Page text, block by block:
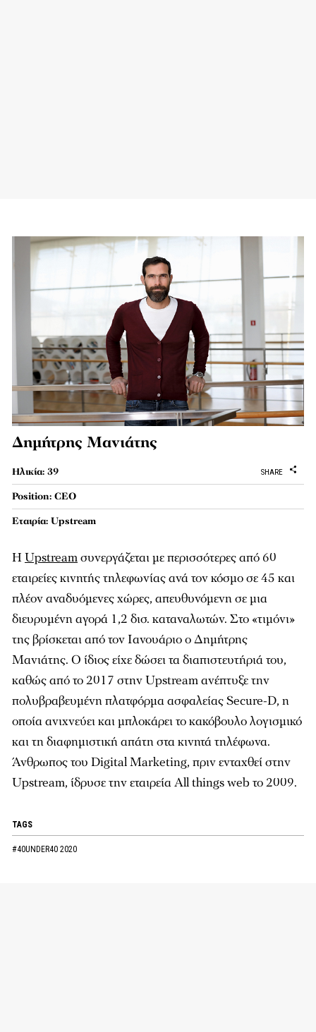
Δημήτρης Μανιάτης
SHARE
Ηλικία: 39
Position: CEO
Εταιρία: Upstream
ΗUpstreamσυνεργάζεται με περισσότερες από 60
εταιρείες κινητής τηλεφωνίας ανά τον κόσμο σε 45 και
πλέον αναδυόμενες χώρες, απευθυνόμενη σε μια
διευρυμένη αγορά 1,2 δισ. καταναλωτών. Στο «τιμόνι»
της βρίσκεται από τον Ιανουάριο ο Δημήτρης
Μανιάτης. Ο ίδιος είχε δώσει τα διαπιστευτήριά του,
καθώς από το 2017 στην Upstream ανέπτυξε την
πολυβραβευμένη πλατφόρμα ασφαλείας Secure-D, η
οποία ανιχνεύει και μπλοκάρει το κακόβουλο λογισμικό
και τη διαφημιστική απάτη στα κινητά τηλέφωνα.
Άνθρωπος του Digital Marketing, πριν ενταχθεί στην
Upstream, ίδρυσε την εταιρεία All things web το 2009.
TAGS
#40UNDER40 2020